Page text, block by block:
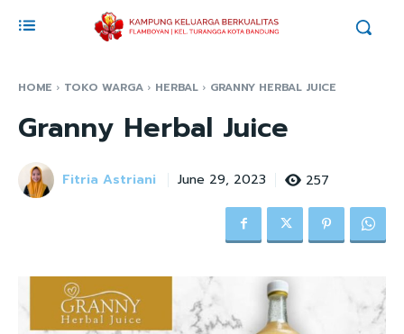
HOME TOKO WARGA HERBAL GRANNY HERBAL JUICE
Granny Herbal Juice
Fitria Astriani June 29, 2023 257